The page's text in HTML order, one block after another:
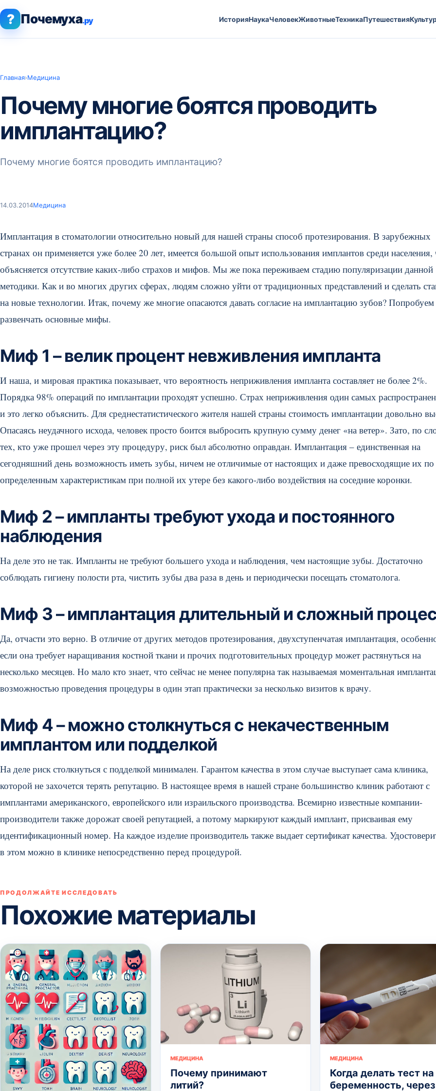
? Почемуха.ру ИсторияНаукаЧеловекЖивотныеТехникаПутешествия
Главная›Медицина
Почему многие боятся проводить
имплантацию?
Почему многие боятся проводить имплантацию?
14.03.2014Медицина
Имплантация в стоматологии относительно новый для нашей страны способ протезирования. В зарубежных
странах он применяется уже более 20 лет, имеется большой опыт использования имплантов среди населения,
объясняется отсутствие каких-либо страхов и мифов. Мы же пока переживаем стадию популяризации данной
методики. Как и во многих других сферах, людям сложно уйти от традиционных представлений и сделать
на новые технологии. Итак, почему же многие опасаются давать согласие на имплантацию зубов? Попробуем
развенчать основные мифы.
Миф 1 – велик процент невживления импланта
И наша, и мировая практика показывает, что вероятность неприживления импланта составляет не более 2%.
Порядка 98% операций по имплантации проходят успешно. Страх неприживления один самых
и это легко объяснить. Для среднестатистического жителя нашей страны стоимость имплантации довольно
Опасаясь неудачного исхода, человек просто боится выбросить крупную сумму денег «на ветер». Зато, по
тех, кто уже прошел через эту процедуру, риск был абсолютно оправдан. Имплантация – единственная на
сегодняшний день возможность иметь зубы, ничем не отличимые от настоящих и даже превосходящие их по
определенным характеристикам при полной их утере без какого-либо воздействия на соседние коронки.
Миф 2 – импланты требуют ухода и постоянного
наблюдения
На деле это не так. Импланты не требуют большего ухода и наблюдения, чем настоящие зубы. Достаточно
соблюдать гигиену полости рта, чистить зубы два раза в день и периодически посещать стоматолога.
Миф 3 – имплантация длительный и сложный
Да, отчасти это верно. В отличие от других методов протезирования, двухступенчатая имплантация,
если она требует наращивания костной ткани и прочих подготовительных процедур может растянуться на
несколько месяцев. Но мало кто знает, что сейчас не менее популярна так называемая моментальная
возможностью проведения процедуры в один этап практически за несколько визитов к врачу.
Миф 4 – можно столкнуться с некачественным
имплантом или подделкой
На деле риск столкнуться с подделкой минимален. Гарантом качества в этом случае выступает сама клиника,
которой не захочется терять репутацию. В настоящее время в нашей стране большинство клиник работают с
имплантами американского, европейского или израильского производства. Всемирно известные компании-
производители также дорожат своей репутацией, а потому маркируют каждый имплант, присваивая ему
идентификационный номер. На каждое изделие производитель также выдает сертификат качества.
в этом можно в клинике непосредственно перед процедурой.
ПРОДОЛЖАЙТЕ ИССЛЕДОВАТЬ
Похожие материалы
МЕДИЦИНА
Почему принимают
литий?
МЕДИЦИНА
Когда делать тест на
беременность, через